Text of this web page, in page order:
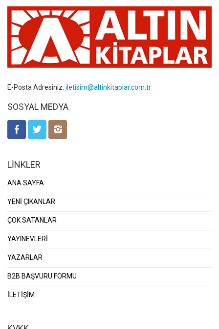
E-Posta Adresiniz: iletisim@altinkitaplar.com.tr
SOSYAL MEDYA
LİNKLER
ANA SAYFA
YENİ ÇIKANLAR
ÇOK SATANLAR
YAYINEVLERİ
YAZARLAR
B2B BAŞVURU FORMU
İLETİŞİM